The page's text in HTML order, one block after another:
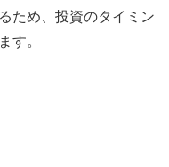
ため、投資のタイミン
す。